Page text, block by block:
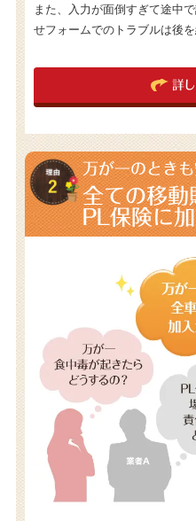
また、入力が面倒すぎて途中
せフォームでのトラブルは後を
詳
万が一のとき
全ての移動
PL保険に